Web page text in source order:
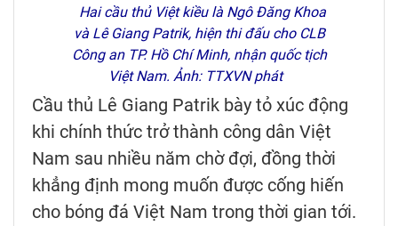
Hai cầu thủ Việt kiều là Ngô Đăng Khoa
và Lê Giang Patrik, hiện thi đấu cho CLB
Công an TP. Hồ Chí Minh, nhận quốc tịch
Việt Nam. Ảnh: TTXVN phát
Cầu thủ Lê Giang Patrik bày tỏ xúc động
khi chính thức trở thành công dân Việt
Nam sau nhiều năm chờ đợi, đồng thời
khẳng định mong muốn được cống hiến
cho bóng đá Việt Nam trong thời gian tới.